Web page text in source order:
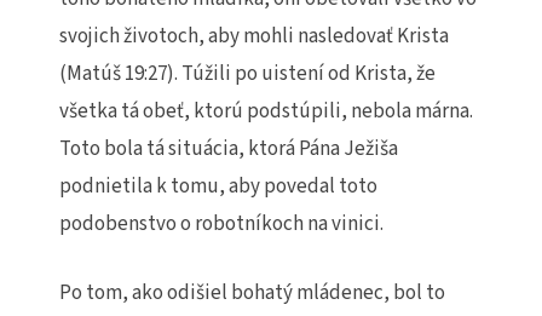
svojich životoch, aby mohli nasledovať Krista
(Matúš 19:27). Túžili po uistení od Krista, že
všetka tá obeť, ktorú podstúpili, nebola márna.
Toto bola tá situácia, ktorá Pána Ježiša
podnietila k tomu, aby povedal toto
podobenstvo o robotníkoch na vinici.
Po tom, ako odišiel bohatý mládenec, bol to